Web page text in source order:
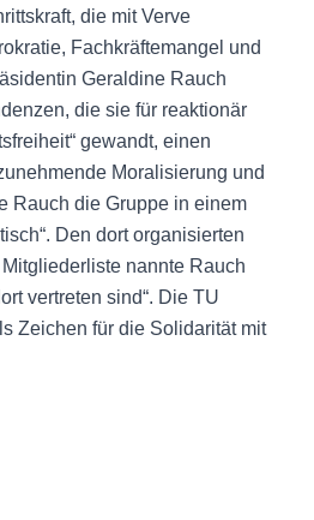
die mit Verve
Fachkräftemangel und
Geraldine Rauch
die sie für reaktionär
gewandt, einen
Moralisierung und
Rauch die Gruppe in einem
Den dort organisierten
nannte Rauch
vertreten sind“. Die TU
Zeichen für die Solidarität mit